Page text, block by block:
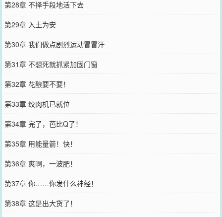
第28章 不择手段地活下去
第29章 入土为安
第30章 我们做点剧烈运动冒冒汗
第31章 不想死就抓紧加固门窗
第32章 花酿要不要！
第33章 绞肉机已就位
第34章 完了，芭比Q了！
第35章 用能量箭！快！
第36章 爽啊，一波肥！
第37章 你……你发什么神经！
第38章 这是出大货了！